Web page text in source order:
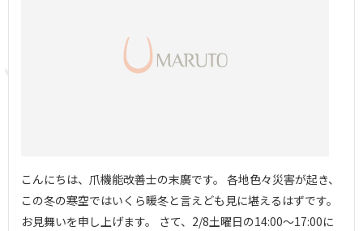
こんにちは、爪機能改善士の末廣です。 各地色々災害が起き、
この冬の寒空ではいくら暖冬と言えども見に堪えるはずです。
お見舞いを申し上げます。 さて、2/8土曜日の14:00〜17:00に